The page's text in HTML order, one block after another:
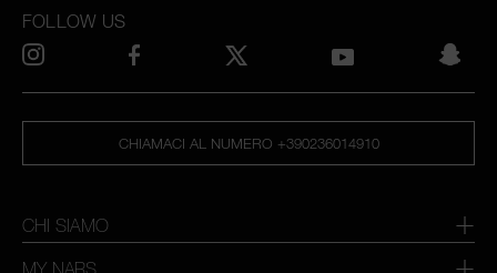
CHIAMACI AL NUMERO +390236014910
CHI SIAMO
MY NARS
FOLLOW US